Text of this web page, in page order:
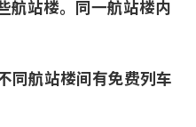
航站楼。同一航站楼内
同航站楼间有免费列车